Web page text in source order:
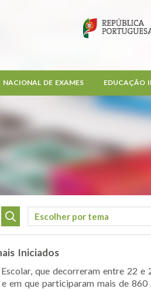
NACIONAL DE EXAMES EDUCAÇÃO
Iniciados
que decorreram entre 22 e
em que participaram mais de 860